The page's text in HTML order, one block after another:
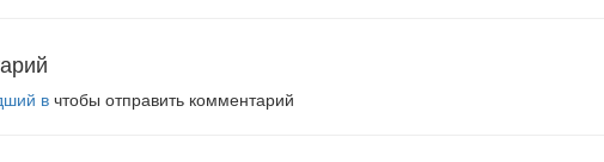
в чтобы отправить комментарий